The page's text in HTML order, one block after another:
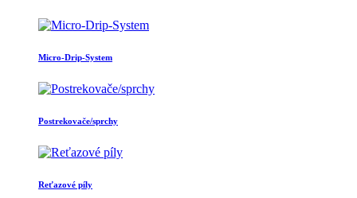
Micro-Drip-System
Postrekovače/sprchy
Reťazové píly